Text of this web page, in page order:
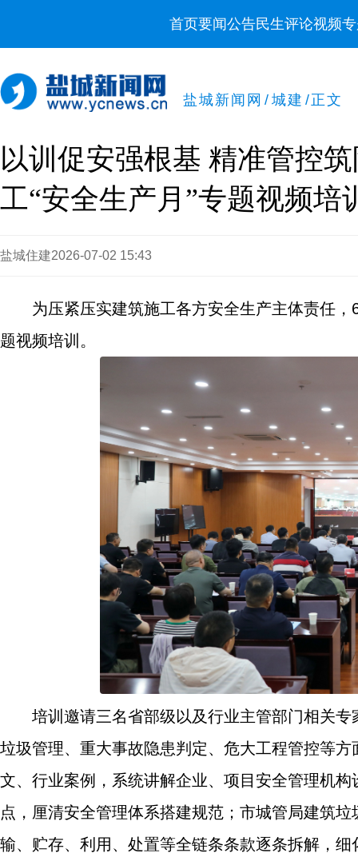
首页要闻公告民生评论视频
盐城新闻网 / 城建 /正文
以训促安强根基 精准管控
工“安全生产月”专题视频培
盐城住建2026-07-02 15:43
为压紧压实建筑施工各方安全生产主体责任
题视频培训。
培训邀请三名省部级以及行业主管部门相关
垃圾管理、重大事故隐患判定、危大工程管控等
文、行业案例，系统讲解企业、项目安全管理机
点，厘清安全管理体系搭建规范；市城管局建筑
输、贮存、利用、处置等全链条条款逐条拆解，